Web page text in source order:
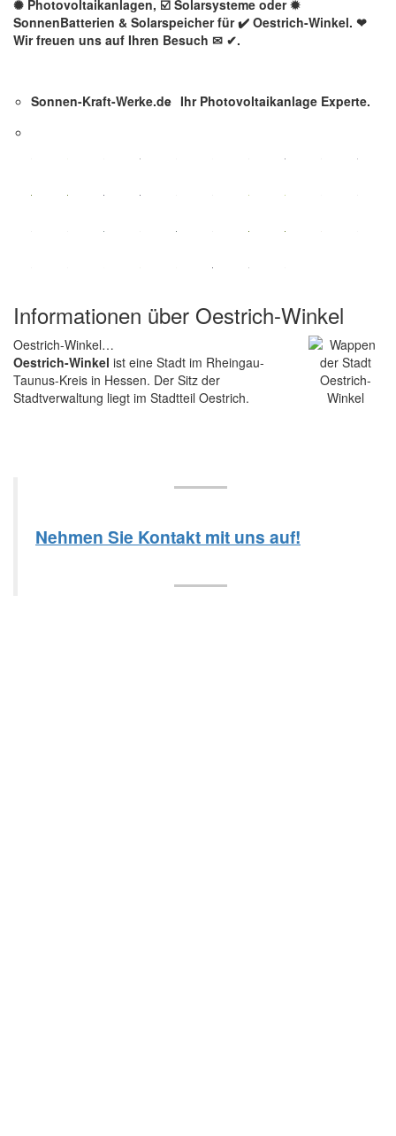
✺ Photovoltaikanlagen, ☑️ Solarsysteme oder ✹
SonnenBatterien & Solarspeicher für ✔️ Oestrich-Winkel. ❤
Wir freuen uns auf Ihren Besuch ✉ ✔.
Sonnen-Kraft-Werke.de Ihr Photovoltaikanlage Experte.
Informationen über Oestrich-Winkel
Oestrich-Winkel…
Oestrich-Winkel ist eine Stadt im Rheingau-
Taunus-Kreis in Hessen. Der Sitz der
Stadtverwaltung liegt im Stadtteil Oestrich.
Nehmen Sie Kontakt mit uns auf!